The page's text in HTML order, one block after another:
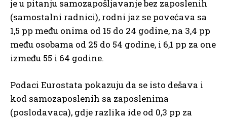
je u pitanju samozapošljavanje bez zaposlenih
(samostalni radnici), rodni jaz se povećava sa
1,5 pp među onima od 15 do 24 godine, na 3,4 pp
među osobama od 25 do 54 godine, i 6,1 pp za one
između 55 i 64 godine.
Podaci Eurostata pokazuju da se isto dešava i
kod samozaposlenih sa zaposlenima
(poslodavaca), gdje razlika ide od 0,3 pp za